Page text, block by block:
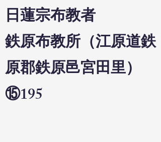
日蓮宗布教者
鉄原布教所（江原道鉄
原郡鉄原邑宮田里）
⑮195